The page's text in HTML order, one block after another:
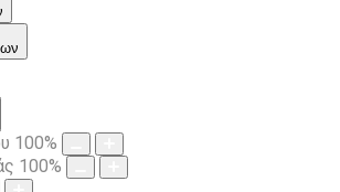
100%
100%